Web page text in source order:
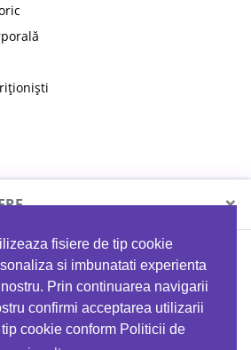
fisiere de tip cookie
si imbunatati experienta
Prin continuarea navigarii
confirmi acceptarea utilizarii
cookie conform Politicii de
×
orice comandă folosind codul
EATTRACK